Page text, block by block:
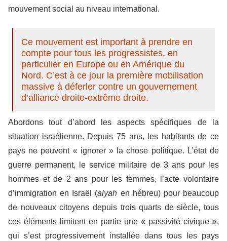
mouvement social au niveau international.
Ce mouvement est important à prendre en
compte pour tous les progressistes, en
particulier en Europe ou en Amérique du
Nord. C’est à ce jour la première mobilisation
massive à déferler contre un gouvernement
d’alliance droite-extrême droite.
Abordons tout d’abord les aspects spécifiques de la
situation israélienne. Depuis 75 ans, les habitants de ce
pays ne peuvent « ignorer » la chose politique. L’état de
guerre permanent, le service militaire de 3 ans pour les
hommes et de 2 ans pour les femmes, l’acte volontaire
d’immigration en Israël (alyah en hébreu) pour beaucoup
de nouveaux citoyens depuis trois quarts de siècle, tous
ces éléments limitent en partie une « passivité civique »,
qui s’est progressivement installée dans tous les pays